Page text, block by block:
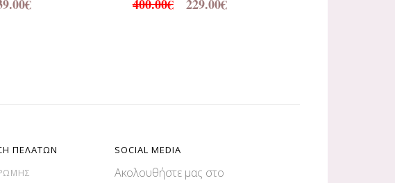
€ 400.00€ 229.00€
ΠΕΛΑΤΩΝ SOCIAL MEDIA
Ακολουθήστε μας στο